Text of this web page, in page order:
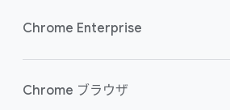
Chrome Enterprise
セキュリティ
Chrome ブラウザ